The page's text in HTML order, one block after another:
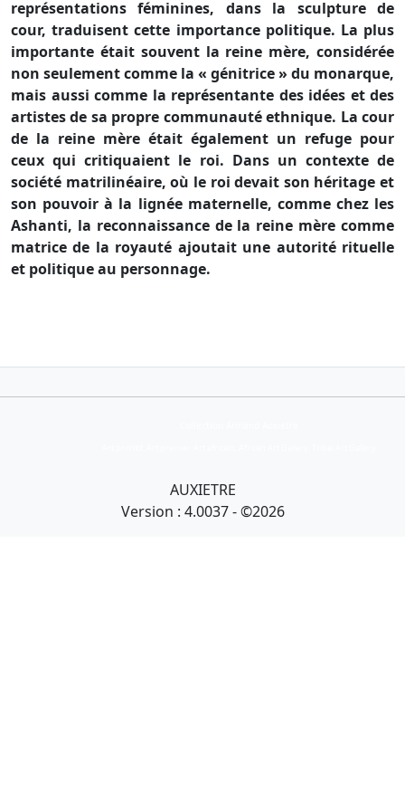
représentations féminines, dans la sculpture de
cour, traduisent cette importance politique. La plus
importante était souvent la reine mère, considérée
non seulement comme la « génitrice » du monarque,
mais aussi comme la représentante des idées et des
artistes de sa propre communauté ethnique. La cour
de la reine mère était également un refuge pour
ceux qui critiquaient le roi. Dans un contexte de
société matrilinéaire, où le roi devait son héritage et
son pouvoir à la lignée maternelle, comme chez les
Ashanti, la reconnaissance de la reine mère comme
matrice de la royauté ajoutait une autorité rituelle
et politique au personnage.
AUXIETRE
Version : 4.0037 - ©2026